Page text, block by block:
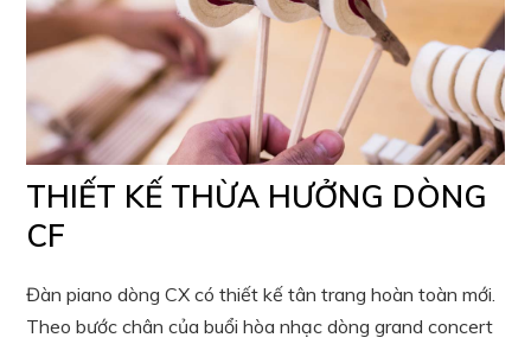
THIẾT KẾ THỪA HƯỞNG DÒNG
CF
Đàn piano dòng CX có thiết kế tân trang hoàn toàn mới.
Theo bước chân của buổi hòa nhạc dòng grand concert